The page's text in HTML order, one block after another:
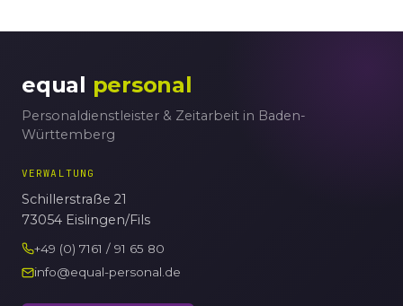
equal personal
Personaldienstleister & Zeitarbeit in Baden-
Württemberg
VERWALTUNG
Schillerstraße 21
73054 Eislingen/Fils
+49 (0) 7161 / 91 65 80
info@equal-personal.de